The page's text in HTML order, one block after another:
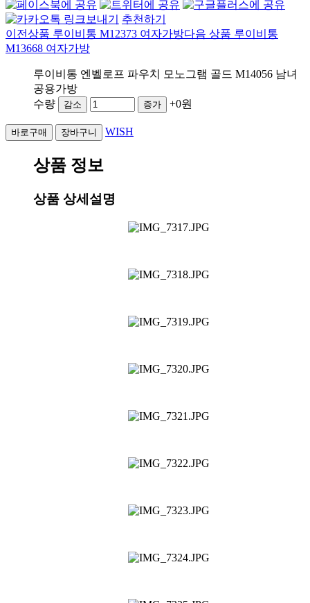
추천하기
이전상품 루이비통 M12373 여자가방다음 상품 루이비통
M13668 여자가방
루이비통 엔벨로프 파우치 모노그램 골드 M14056 남녀
공용가방
수량
감소 증가 +0원
WISH
상품 정보
상품 상세설명